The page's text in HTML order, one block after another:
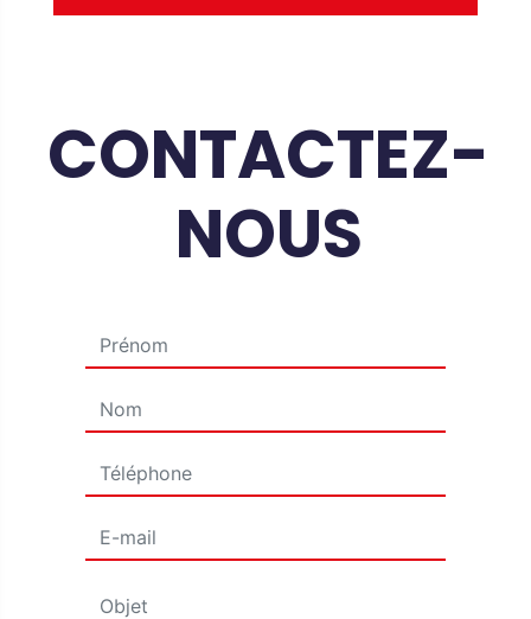
CONTACTEZ-
NOUS